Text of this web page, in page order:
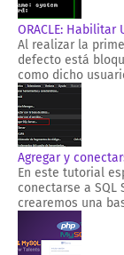
ORACLE: Habilitar
Al realizar la
defecto está
como dicho
Agregar y
En este tutorial
conectarse a SQL
crearemos una